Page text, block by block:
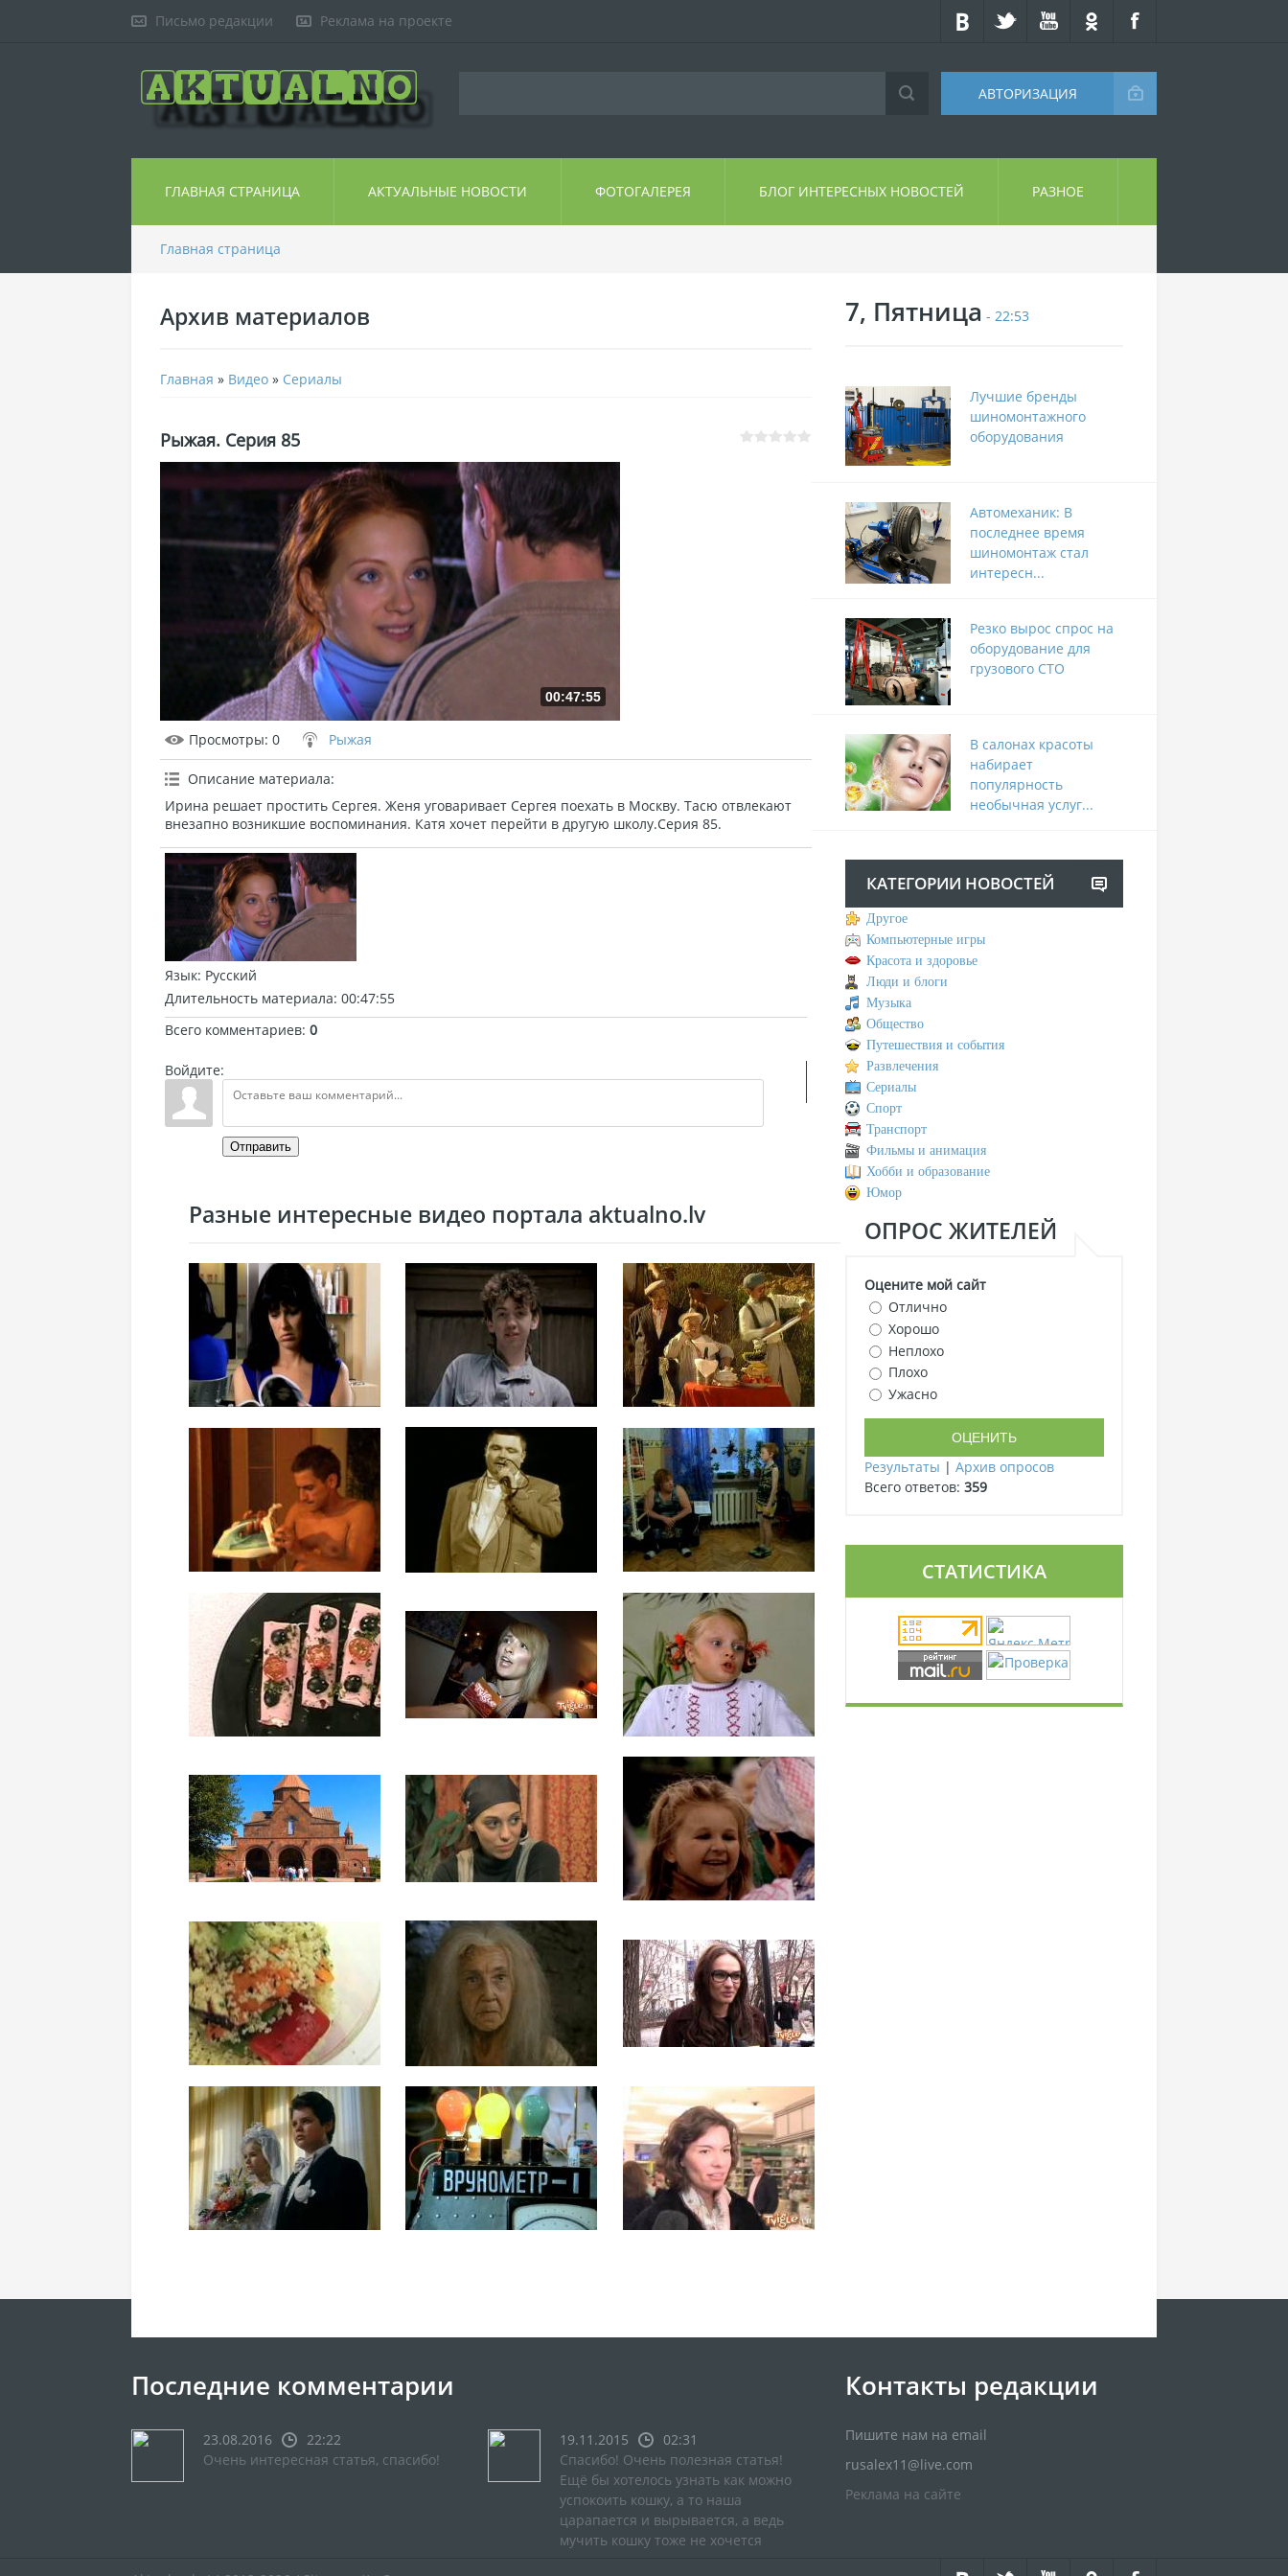
Письмо редакции Реклама на проекте
АВТОРИЗАЦИЯ
ГЛАВНАЯ СТРАНИЦА АКТУАЛЬНЫЕ НОВОСТИ ФОТОГАЛЕРЕЯ БЛОГ ИНТЕРЕСНЫХ НОВОСТЕЙ РАЗНОЕ
Главная страница
Архив материалов
Главная » Видео » Сериалы
Рыжая. Серия 85
00:47:55
Просмотры: 0 Рыжая
Описание материала:
Ирина решает простить Сергея. Женя уговаривает Сергея поехать в Москву. Тасю отвлекают
внезапно возникшие воспоминания. Катя хочет перейти в другую школу.Серия 85.
Язык: Русский
Длительность материала: 00:47:55
Всего комментариев: 0
Войдите:
Отправить
Разные интересные видео портала aktualno.lv
7, Пятница - 22:53
Лучшие бренды
шиномонтажного
оборудования
Автомеханик: В
последнее время
шиномонтаж стал
интересн...
Резко вырос спрос на
оборудование для
грузового СТО
В салонах красоты
набирает
популярность
необычная услуг...
КАТЕГОРИИ НОВОСТЕЙ
Другое
Компьютерные игры
Красота и здоровье
Люди и блоги
Музыка
Общество
Путешествия и события
Развлечения
Сериалы
Спорт
Транспорт
Фильмы и анимация
Хобби и образование
Юмор
ОПРОС ЖИТЕЛЕЙ
Оцените мой сайт
Отлично
Хорошо
Неплохо
Плохо
Ужасно
Результаты | Архив опросов
Всего ответов: 359
СТАТИСТИКА
Последние комментарии
23.08.2016
22:22
Очень интересная статья, спасибо!
19.11.2015
02:31
Спасибо! Очень полезная статья!
Ещё бы хотелось узнать как можно
успокоить кошку, а то наша
царапается и вырывается, а ведь
мучить кошку тоже не хочется
Контакты редакции
Пишите нам на email
rusalex11@live.com
Реклама на сайте